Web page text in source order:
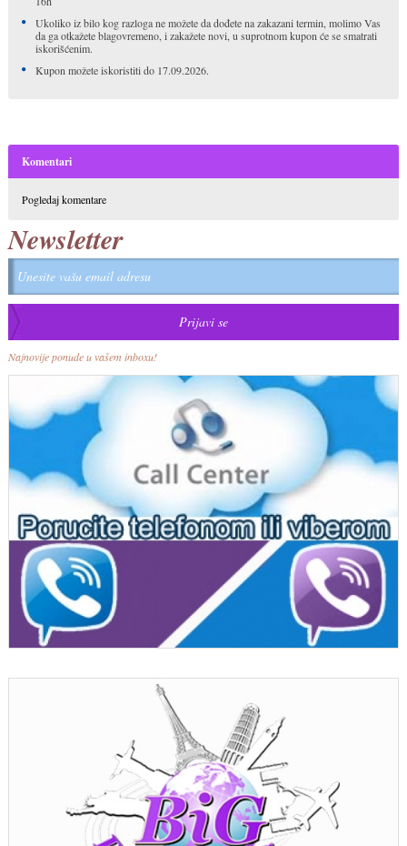
Ukoliko iz bilo kog razloga ne možete da dođete na zakazani termin, molimo Vas
da ga otkažete blagovremeno, i zakažete novi, u suprotnom kupon će se smatrati
iskorišćenim.
Kupon možete iskoristiti do 17.09.2026.
Komentari
Pogledaj komentare
Newsletter
Najnovije ponude u vašem inboxu!